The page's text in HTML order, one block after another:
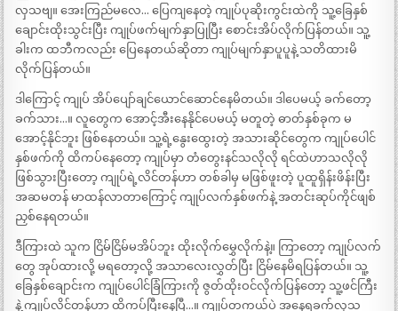
လှသဗျ။ အေးကြည်မလေ… ပြေကျနေတဲ့ ကျုပ်ပုဆိုးကွင်းထဲကို သူ့ခြေနှစ်
ချောင်းထိုးသွင်းပြီး ကျုပ်ဖက်မျက်နှာပြုပြီး စောင်းအိပ်လိုက်ပြန်တယ်။ သူ့
ခါးက ထဘီကလည်း ပြေနေတယ်ဆိုတာ ကျုပ်မျက်နှာပူပူနဲ့ သတိထားမိ
လိုက်ပြန်တယ်။
ဒါကြောင့် ကျုပ် အိပ်ပျော်ချင်ယောင်ဆောင်နေမိတယ်။ ဒါပေမယ့် ခက်တော့
ခက်သား…။ လူတွေက အောင့်အီးနေနိုင်ပေမယ့် မတူတဲ့ ဓာတ်နှစ်ခုက မ
အောင့်နိုင်ဘူး ဖြစ်နေတယ်။ သူ့ရဲ့နွေးထွေးတဲ့ အသားဆိုင်တွေက ကျုပ်ပေါင်
နှစ်ဖက်ကို ထိကပ်နေတော့ ကျုပ်မှာ တံတွေးနင်သလိုလို ရင်ထဲဟာသလိုလို
ဖြစ်သွားပြီးတော့ ကျုပ်ရဲ့လိင်တန်ဟာ တစ်ခါမှ မဖြစ်ဖူးတဲ့ ပူထူရှိန်းဖိန်းပြီး
အဆမတန် မာထန်လာတာကြောင့် ကျုပ်လက်နှစ်ဖက်နဲ့ အတင်းဆုပ်ကိုင်ဖျစ်
ညှစ်နေရတယ်။
ဒီကြားထဲ သူက ငြိမ်ငြိမ်မအိပ်ဘူး ထိုးလိုက်မွှေလိုက်နဲ့။ ကြာတော့ ကျုပ်လက်
တွေ အုပ်ထားလို့ မရတော့လို့ အသာလေးလွှတ်ပြီး ငြိမ်နေမိရပြန်တယ်။ သူ့
ခြေနှစ်ချောင်းက ကျုပ်ပေါင်ခြံကြားကို ဇွတ်ထိုးဝင်လိုက်ပြန်တော့ သူ့ဖင်ကြီး
နဲ့ ကျုပ်လိင်တန်ဟာ ထိကပ်ပြီးနေပြီ…။ ကျုပ်တကယ်ပဲ အနေရခက်လှသ